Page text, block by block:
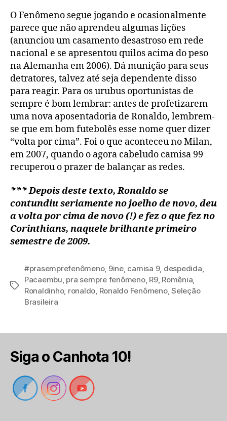
O Fenômeno segue jogando e ocasionalmente
parece que não aprendeu algumas lições
(anunciou um casamento desastroso em rede
nacional e se apresentou quilos acima do peso
na Alemanha em 2006). Dá munição para seus
detratores, talvez até seja dependente disso
para reagir. Para os urubus oportunistas de
sempre é bom lembrar: antes de profetizarem
uma nova aposentadoria de Ronaldo, lembrem-
se que em bom futebolês esse nome quer dizer
“volta por cima”. Foi o que aconteceu no Milan,
em 2007, quando o agora cabeludo camisa 99
recuperou o prazer de balançar as redes.
*** Depois deste texto, Ronaldo se
contundiu seriamente no joelho de novo, deu
a volta por cima de novo (!) e fez o que fez no
Corinthians, naquele brilhante primeiro
semestre de 2009.
Tags
#prasemprefenômeno, 9ine, camisa 9, despedida,
Pacaembu, pra sempre fenômeno, R9, Romênia,
Ronaldinho, ronaldo, Ronaldo Fenômeno,Seleção
Brasileira
Siga o Canhota 10!